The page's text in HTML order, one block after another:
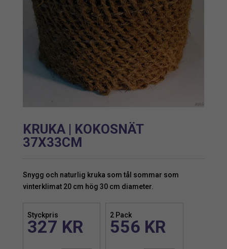
KRUKA | KOKOSNÄT
37X33CM
Snygg och naturlig kruka som tål sommar som
vinterklimat 20 cm hög 30 cm diameter.
Styckpris
327 KR
2 Pack
556 KR